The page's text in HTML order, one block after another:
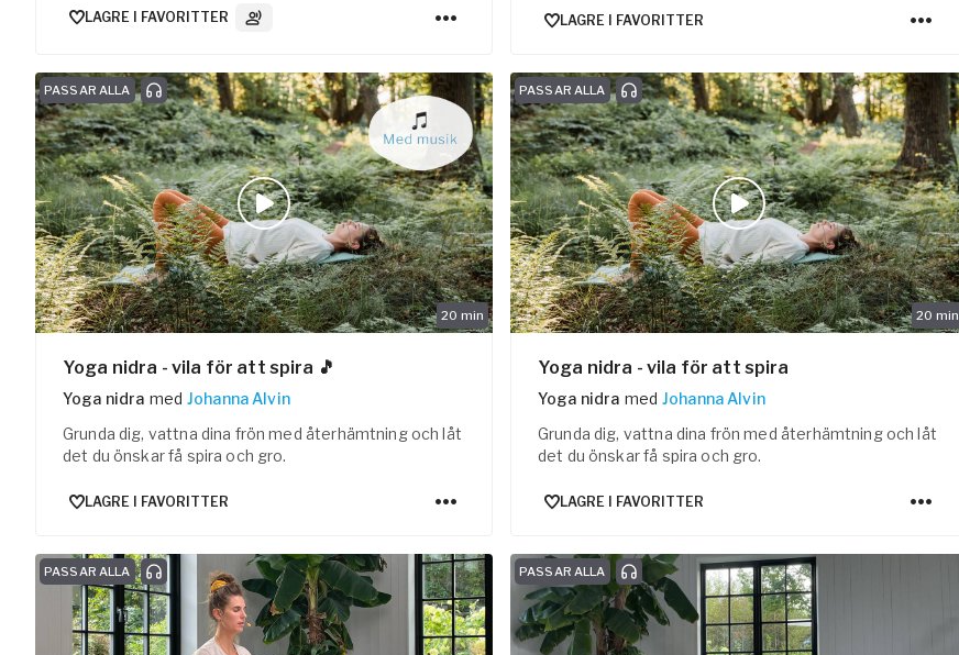
LAGRE I FAVORITTER 3 Lydspor LAGRE I FAVORITTER
20 min
PASSAR ALLA
Yoga nidra - vila för att spira 🎵
Yoga nidra med Johanna Alvin
Grunda dig, vattna dina frön med återhämtning och låt
det du önskar få spira och gro.
LAGRE I FAVORITTER
20 min
PASSAR ALLA
Yoga nidra - vila för att spira
Yoga nidra med Johanna Alvin
Grunda dig, vattna dina frön med återhämtning och låt
det du önskar få spira och gro.
LAGRE I FAVORITTER
PASSAR ALLA PASSAR ALLA